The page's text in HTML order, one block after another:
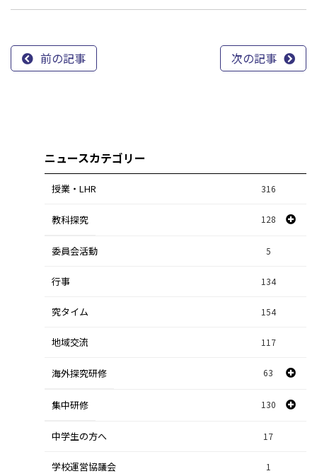
前の記事 次の記事
ニュースカテゴリー
授業・LHR 316
教科探究 128
スポーツ探究 1
課題研究 84
自然探究 2
数学探究 2
社会探究 23
人文探究 9
委員会活動 5
行事 134
究タイム 154
地域交流 117
海外探究研修 63
探究研修 28
集中研修 130
集中研修（スポーツ探究科） 36
集中研修（ビジネス探究科） 56
中学生の方へ 17
学校運営協議会 1